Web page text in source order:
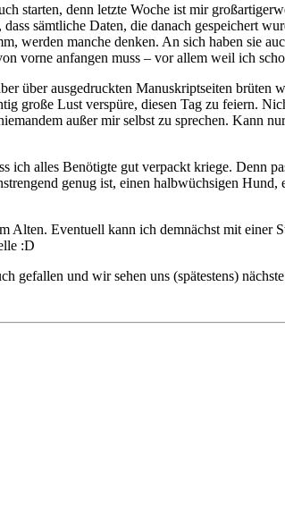
starten, denn letzte Woche ist mir
sämtliche Daten, die danach gespeichert
werden manche denken. An sich haben sie
vorne anfangen muss – vor allem weil ich
über ausgedruckten Manuskriptseiten
große Lust verspüre, diesen Tag zu feiern.
außer mir selbst zu sprechen. Kann
ich alles Benötigte gut verpackt kriege. Denn
genug ist, einen halbwüchsigen
Alten. Eventuell kann ich demnächst mit
:D
gefallen und wir sehen uns (spätestens)